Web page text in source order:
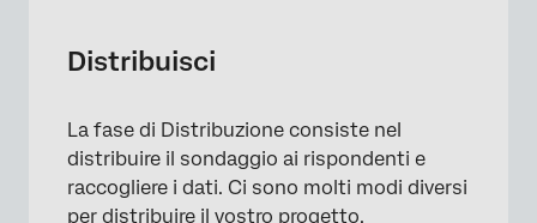
×
Distribuisci
La fase di Distribuzione consiste nel
distribuire il sondaggio ai rispondenti e
raccogliere i dati. Ci sono molti modi diversi
per distribuire il vostro progetto.